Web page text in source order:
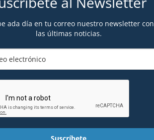
ada día en tu correo nuestro newsletter con
las últimas noticias.